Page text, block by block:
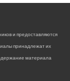
и предоставляются
принадлежат их
материала